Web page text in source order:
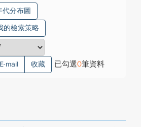
代分布圖
的檢索策略
E-mail 收藏 已勾選0筆資料